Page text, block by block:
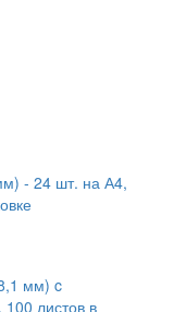
- 24 шт. на А4,